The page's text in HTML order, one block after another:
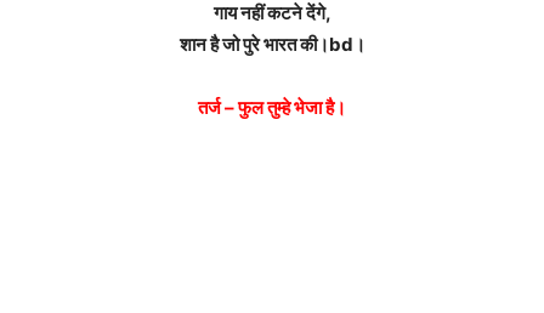
गाय नहीं कटने देंगे,
शान है जो पुरे भारत की।bd।
तर्ज – फुल तुम्हे भेजा है।